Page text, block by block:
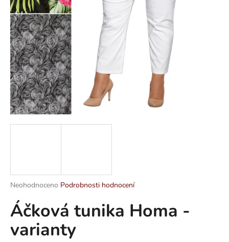
Průměrné
produktu
je
z
Neohodnoceno Podrobnosti hodnocení
Áčková tunika Homa -
varianty
a
j
í
t
?
o
p
r
u
č